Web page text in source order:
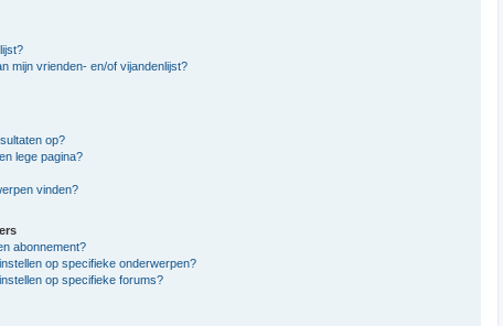
mijn vrienden- en/of vijandenlijst?
op?
lege pagina?
vinden?
abonnement?
op specifieke onderwerpen?
op specifieke forums?